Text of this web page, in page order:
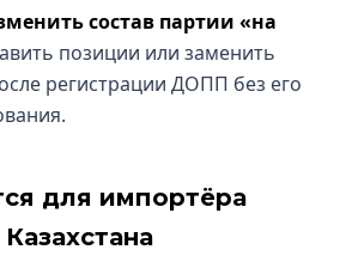
состав партии «на
позиции или заменить
регистрации ДОПП без его
для импортёра